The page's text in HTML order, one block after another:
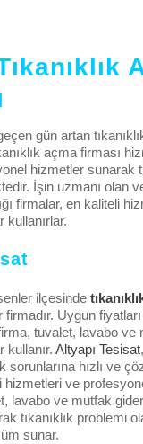
gün artan
açma firması
hizmetler sunarak
İşin uzmanı olan
firmalar, en kaliteli
kullanırlar.
ilçesinde
Uygun
tuvalet, lavabo ve
kullanır. Altyapı Tesisat
sorunlarına hızlı ve
hizmetleri ve
lavabo ve mutfak
tıkanıklık problemi
sunar.